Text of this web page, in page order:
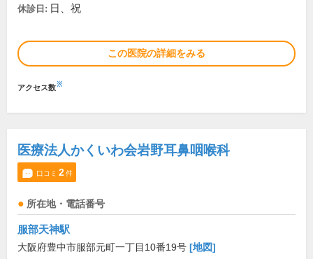
休診日: 日、祝
この医院の詳細をみる
アクセス数※
医療法人かくいわ会岩野耳鼻咽喉科
口コミ 2件
所在地・電話番号
服部天神駅
大阪府豊中市服部元町一丁目10番19号 [地図]